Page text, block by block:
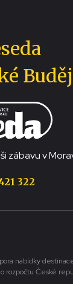
zábavu v
322
nabídky
rozpočtu České